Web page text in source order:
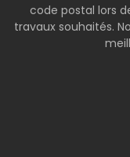
code postal lors
travaux souhaités.